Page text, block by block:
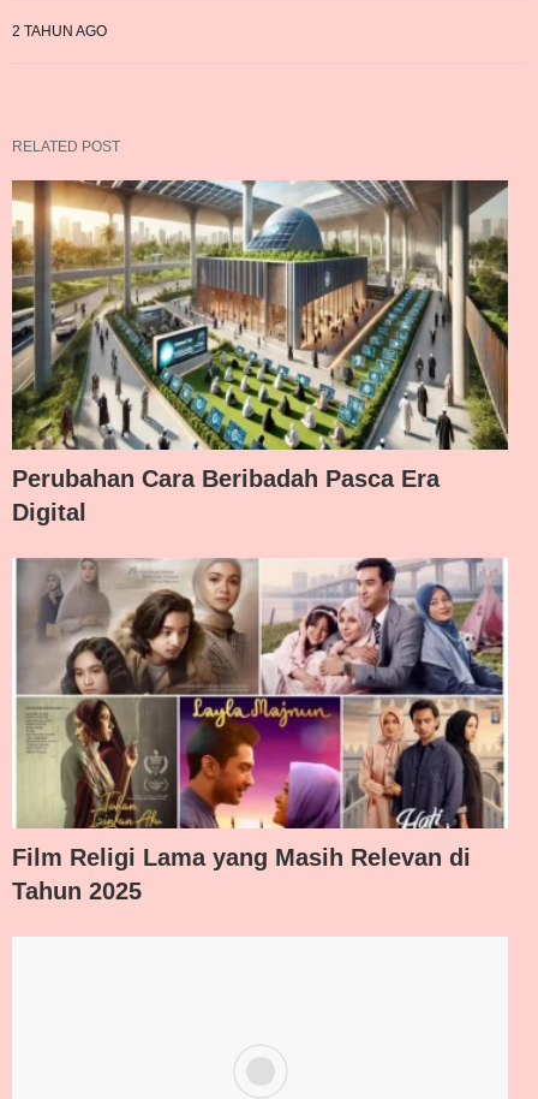
2 TAHUN AGO
RELATED POST
Perubahan Cara Beribadah Pasca Era
Digital
Film Religi Lama yang Masih Relevan di
Tahun 2025